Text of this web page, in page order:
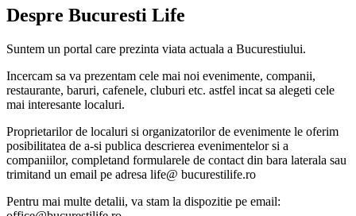
Despre Bucuresti Life
Suntem un portal care prezinta viata actuala a Bucurestiului.
Incercam sa va prezentam cele mai noi evenimente, companii,
restaurante, baruri, cafenele, cluburi etc. astfel incat sa alegeti cele
mai interesante localuri.
Proprietarilor de localuri si organizatorilor de evenimente le oferim
posibilitatea de a-si publica descrierea evenimentelor si a
companiilor, completand formularele de contact din bara laterala sau
trimitand un email pe adresa life@ bucurestilife.ro
Pentru mai multe detalii, va stam la dispozitie pe email: